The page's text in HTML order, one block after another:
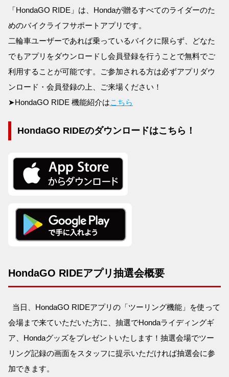
「HondaGO RIDE」は、Hondaが贈るすべてのライダーのた
めのバイクライフサポートアプリです。
二輪車ユーザーであれば乗っているバイクに限らず、どなた
でもアプリをダウンロードし会員登録を行うことで無料でご
利用することが可能です。ご参加される方は必ずアプリダウ
ンロード・会員登録の上、ご来場ください！
➤HondaGO RIDE 機能紹介はこちら
HondaGO RIDEのダウンロードはこちら！
HondaGO RIDEアプリ抽選会概要
当日、HondaGO RIDEアプリの「ツーリング機能」を使って
会場まで来ていただいた方に、抽選でHondaライディングギ
ア、Hondaグッズをプレゼントいたします！抽選会場でツー
リング記録の画面をスタッフに提示いただければ抽選会に参
加できます。